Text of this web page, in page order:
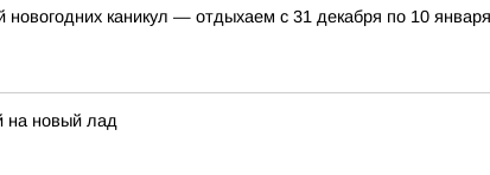
каникул — отдыхаем с 31 декабря по 10 января
на новый лад